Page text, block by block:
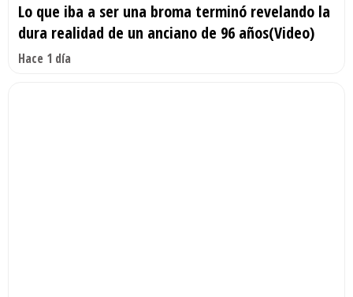
Lo que iba a ser una broma terminó revelando la
dura realidad de un anciano de 96 años(Video)
Hace 1 día